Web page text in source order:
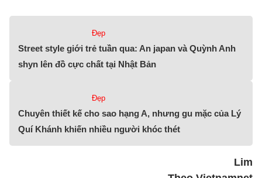
Đẹp
Street style giới trẻ tuần qua: An japan và Quỳnh Anh
shyn lên đồ cực chất tại Nhật Bản
Đẹp
Chuyên thiết kế cho sao hạng A, nhưng gu mặc của Lý
Quí Khánh khiến nhiều người khóc thét
Lim